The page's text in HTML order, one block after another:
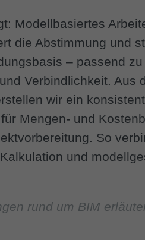
Modellbasiertes
die Abstimmung und
– passend zu
Verbindlichkeit. Aus
wir ein
Mengen- und
So
und
rund um BIM